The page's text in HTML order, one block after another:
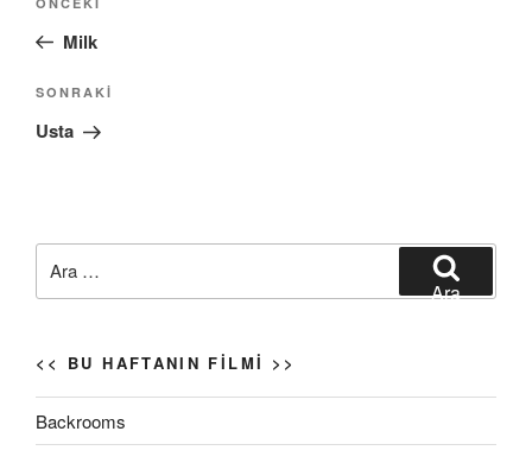
Önceki
YazıMilk
Sonraki
Yazı
SONRAKI
Usta
Ara
<< BU HAFTANIN FILMI >>
Backrooms